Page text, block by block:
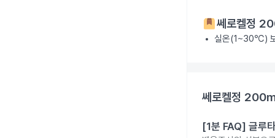
쎄로켈정
실온(1~30℃)
쎄로켈정
[1분 FAQ] 글루